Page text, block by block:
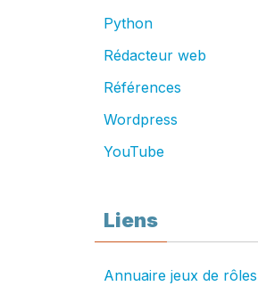
Python
Rédacteur web
Références
Wordpress
YouTube
Liens
Annuaire jeux de rôles